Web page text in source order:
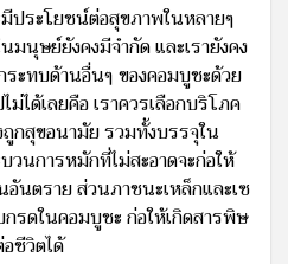
ประโยชน์ต่อสุขภาพในหลายๆ
มนุษย์ยังคงมีจำกัด และเรายังคง
ระทบด้านอื่นๆ ของคอมบูชะด้วย
ได้เลยคือ เราควรเลือกบริโภค
กสุขอนามัย รวมทั้งบรรจุใน
วนการหมักที่ไม่สะอาดจะก่อให้
นตราย ส่วนภาชนะเหล็กและเซ
รดในคอมบูชะ ก่อให้เกิดสารพิษ
ชีวิตได้